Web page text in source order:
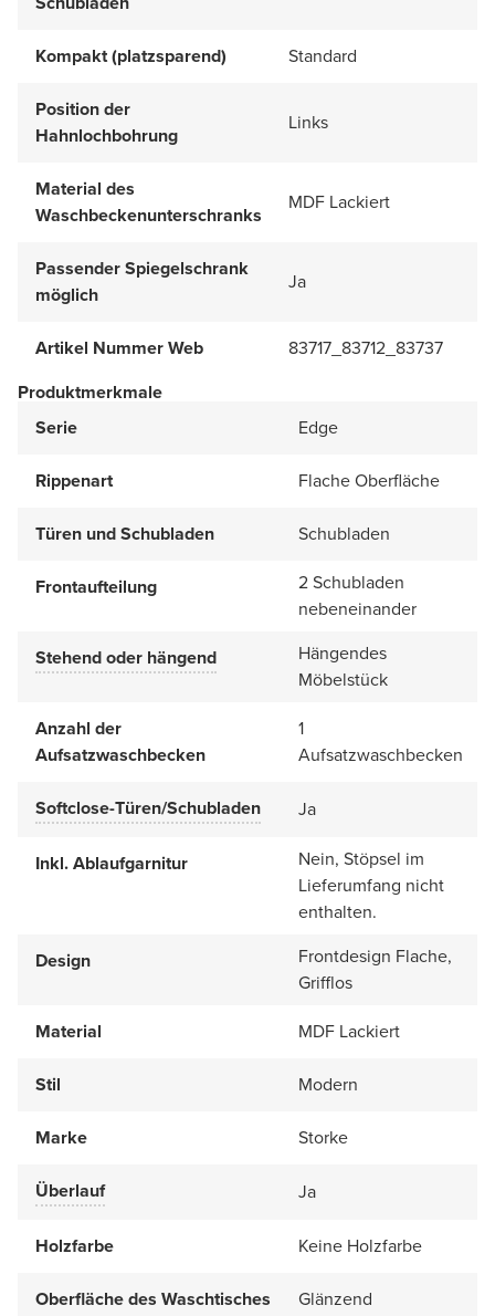
Kompakt (platzsparend) Standard
Position der
Hahnlochbohrung
Links
Material des
Waschbeckenunterschranks
MDF Lackiert
Passender Spiegelschrank
möglich
Ja
Artikel Nummer Web
83717_83712_83737
Produktmerkmale
Serie
Edge
Rippenart Flache Oberfläche
Türen und Schubladen Schubladen
Frontaufteilung
2 Schubladen
nebeneinander
Stehend oder hängend
Hängendes
Möbelstück
Anzahl der
Aufsatzwaschbecken
1
Aufsatzwaschbecken
Softclose-Türen/Schubladen Ja
Inkl. Ablaufgarnitur
Nein, Stöpsel im
Lieferumfang nicht
enthalten.
Design
Frontdesign Flache,
Grifflos
Material
MDF Lackiert
Stil Modern
Marke Storke
Überlauf Ja
Holzfarbe Keine Holzfarbe
Oberfläche des Waschtisches Glänzend